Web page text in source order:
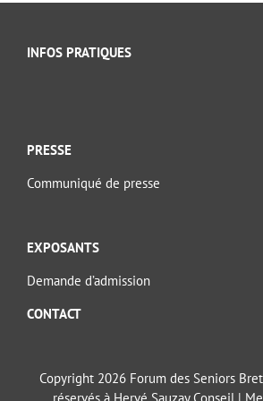
INFOS PRATIQUES
PRESSE
Communiqué de presse
EXPOSANTS
Demande d’admission
CONTACT
Copyright 2026 Forum des Seniors